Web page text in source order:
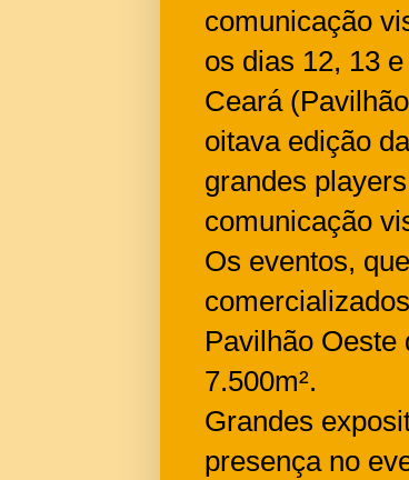
comunicação
os dias 12, 13
Ceará
oitava edição
grandes
comunicação
Os eventos,
Pavilhão Oeste
7.500m².
Grandes
presença no